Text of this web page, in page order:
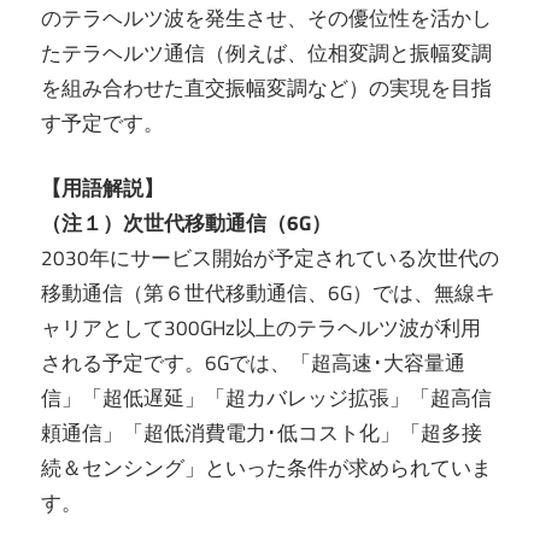
のテラヘルツ波を発生させ、その優位性を活かし
たテラヘルツ通信（例えば、位相変調と振幅変調
を組み合わせた直交振幅変調など）の実現を目指
す予定です。
【用語解説】
（注１）次世代移動通信（6G）
2030年にサービス開始が予定されている次世代の
移動通信（第６世代移動通信、6G）では、無線キ
ャリアとして300GHz以上のテラヘルツ波が利用
される予定です。6Gでは、「超高速･大容量通
信」「超低遅延」「超カバレッジ拡張」「超高信
頼通信」「超低消費電力･低コスト化」「超多接
続＆センシング」といった条件が求められていま
す。